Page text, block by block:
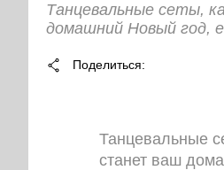
Танцевальные сеты,
домашний Новый год,
Поделиться
Танцевальные
станет ваш